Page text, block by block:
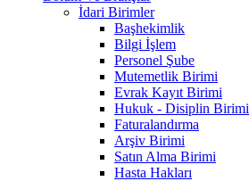
İdari Birimler
Başhekimlik
Bilgi İşlem
Personel Şube
Mutemetlik Birimi
Evrak Kayıt Birimi
Hukuk - Disiplin Birimi
Faturalandırma
Arşiv Birimi
Satın Alma Birimi
Hasta Hakları